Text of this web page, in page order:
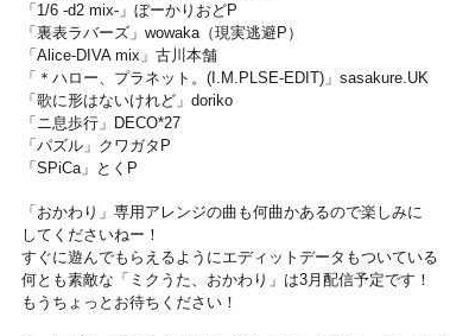
「1/6 -d2 mix-」ぼーかりおどP
「裏表ラバーズ」wowaka（現実逃避P）
「Alice-DIVA mix」古川本舗
「＊ハロー、プラネット。(I.M.PLSE-EDIT)」sasakure.UK
「歌に形はないけれど」doriko
「ニ息歩行」DECO*27
「パズル」クワガタP
「SPiCa」とくP
「おかわり」専用アレンジの曲も何曲かあるので楽しみに
してくださいねー！
すぐに遊んでもらえるようにエディットデータもついている
何とも素敵な「ミクうた、おかわり」は3月配信予定です！
もうちょっとお待ちください！